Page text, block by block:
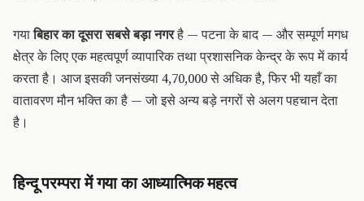
गयाबिहार का दूसरा सबसे बड़ा नगरहै — पटना के बाद — और सम्पूर्ण मगध
क्षेत्र के लिए एक महत्वपूर्ण व्यापारिक तथा प्रशासनिक केन्द्र के रूप में कार्य
करता है। आज इसकी जनसंख्या 4,70,000 से अधिक है, फिर भी यहाँ का
वातावरण मौन भक्ति का है — जो इसे अन्य बड़े नगरों से अलग पहचान देता
है।
हिन्दू परम्परा में गया का आध्यात्मिक महत्व